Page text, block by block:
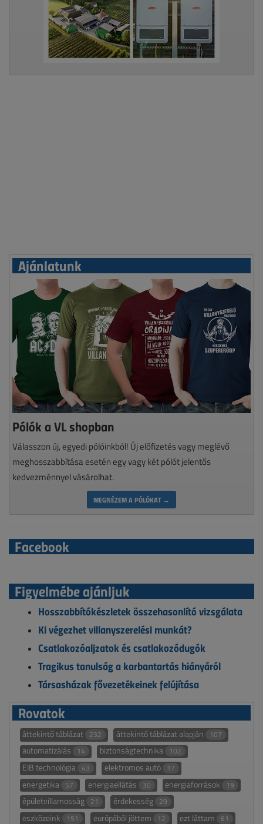
Ajánlatunk
Pólók a VL shopban
Válasszon új, egyedi pólóinkból! Új előfizetés vagy meglévő
meghosszabbítása esetén egy vagy két pólót jelentős
kedvezménnyel vásárolhat.
MEGNÉZEM A PÓLÓKAT →
Facebook
Figyelmébe ajánljuk
Hosszabbítókészletek összehasonlító vizsgálata
Ki végezhet villanyszerelési munkát?
Csatlakozóaljzatok és csatlakozódugók
Tragikus tanulság a karbantartás hiányáról
Társasházak fővezetékeinek felújítása
Rovatok
áttekintő táblázat 232 áttekintő táblázat alapján 107
automatizálás 14 biztonságtechnika 102
EIB technológia 43 elektromos autó 17
energetika 57 energiaellátás 30 energiaforrások 19
épületvillamosság 21 érdekesség 29
eszközeink 151 európából jöttem 12 ezt láttam 61